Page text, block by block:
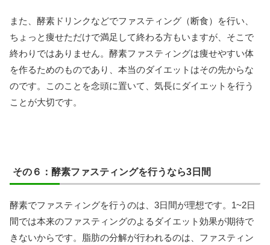
また、酵素ドリンクなどでファスティング（断食）を行い、
ちょっと痩せただけで満足して終わる方もいますが、そこで
終わりではありません。酵素ファスティングは痩せやすい体
を作るためのものであり、本当のダイエットはその先からな
のです。このことを念頭に置いて、気長にダイエットを行う
ことが大切です。
その６：酵素ファスティングを行うなら3日間
酵素でファスティングを行うのは、3日間が理想です。1~2日
間では本来のファスティングのよるダイエット効果が期待で
きないからです。脂肪の分解が行われるのは、ファスティン